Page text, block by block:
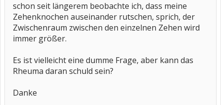
schon seit längerem beobachte ich, dass meine
Zehenknochen auseinander rutschen, sprich, der
Zwischenraum zwischen den einzelnen Zehen wird
immer größer.
Es ist vielleicht eine dumme Frage, aber kann das
Rheuma daran schuld sein?
Danke